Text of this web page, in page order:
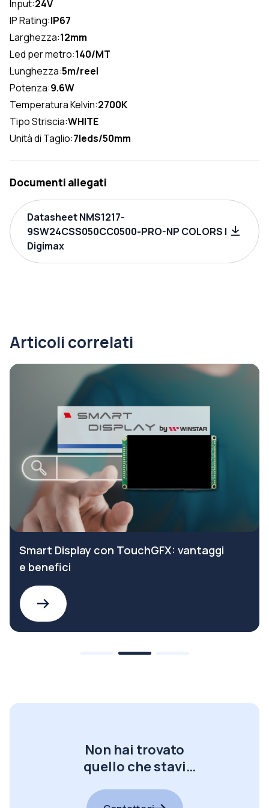
Input:24V
IP Rating:IP67
Larghezza:12mm
Led per metro:140/MT
Lunghezza:5m/reel
Potenza:9.6W
Temperatura Kelvin:2700K
Tipo Striscia:WHITE
Unità di Taglio:7leds/50mm
Documenti allegati
Datasheet NMS1217-
9SW24CSS050CC0500-PRO-NP COLORS |
Digimax
Articoli correlati
Smart Display con TouchGFX: vantaggi
e benefici
Non hai trovato
quello che stavi